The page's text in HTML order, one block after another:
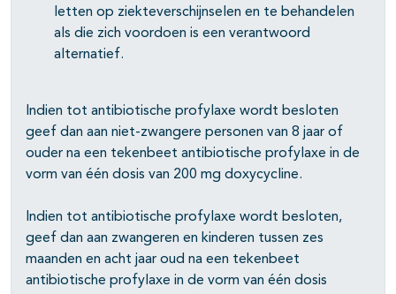
letten op ziekteverschijnselen en te behandelen
als die zich voordoen is een verantwoord
alternatief.
Indien tot antibiotische profylaxe wordt besloten
geef dan aan niet-zwangere personen van 8 jaar of
ouder na een tekenbeet antibiotische profylaxe in de
vorm van één dosis van 200 mg doxycycline.
Indien tot antibiotische profylaxe wordt besloten,
geef dan aan zwangeren en kinderen tussen zes
maanden en acht jaar oud na een tekenbeet
antibiotische profylaxe in de vorm van één dosis